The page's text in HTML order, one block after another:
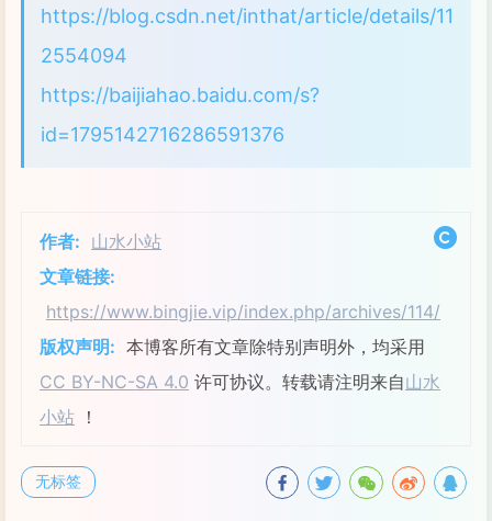
https://blog.csdn.net/inthat/article/details/11
2554094
https://baijiahao.baidu.com/s?
id=1795142716286591376
作者: 山水小站
文章链接:
https://www.bingjie.vip/index.php/archives/114/
版权声明: 本博客所有文章除特别声明外，均采用
CC BY-NC-SA 4.0 许可协议。转载请注明来自山水
小站 ！
无标签